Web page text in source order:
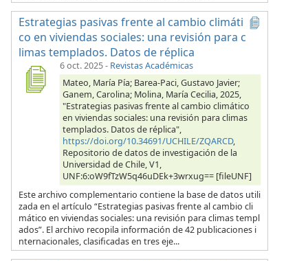
Estrategias pasivas frente al cambio climáti
co en viviendas sociales: una revisión para c
limas templados. Datos de réplica
6 oct. 2025- Revistas Académicas
Mateo, María Pía; Barea-Paci, Gustavo Javier;
Ganem, Carolina; Molina, María Cecilia, 2025,
"Estrategias pasivas frente al cambio climático
en viviendas sociales: una revisión para climas
templados. Datos de réplica",
https://doi.org/10.34691/UCHILE/ZQARCD,
Repositorio de datos de investigación de la
Universidad de Chile, V1,
UNF:6:oW9fTzW5q46uDEk+3wrxug== [fileUNF]
Este archivo complementario contiene la base de datos utili
zada en el artículo “Estrategias pasivas frente al cambio cli
mático en viviendas sociales: una revisión para climas templ
ados”. El archivo recopila información de 42 publicaciones i
nternacionales, clasificadas en tres eje...